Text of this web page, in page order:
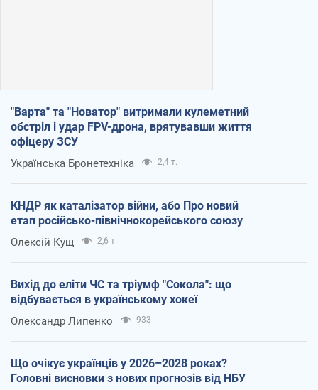
"Варта" та "Новатор" витримали кулеметний
обстріл і удар FPV-дрона, врятувавши життя
офіцеру ЗСУ
Українська Бронетехніка 2,4 т.
КНДР як каталізатор війни, або Про новий
етап російсько-північнокорейського союзу
Олексій Кущ 2,6 т.
Вихід до еліти ЧС та тріумф "Сокола": що
відбувається в українському хокеї
Олександр Липенко 933
Що очікує українців у 2026–2028 роках?
Головні висновки з нових прогнозів від НБУ